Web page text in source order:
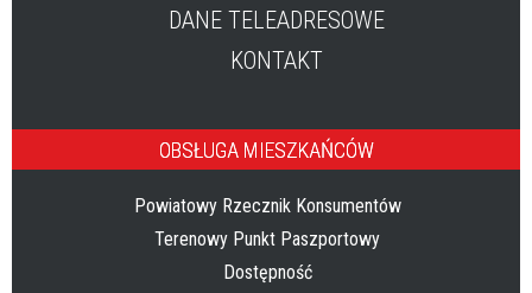
DANE TELEADRESOWE
KONTAKT
OBSŁUGA MIESZKAŃCÓW
Powiatowy Rzecznik Konsumentów
Terenowy Punkt Paszportowy
Dostępność